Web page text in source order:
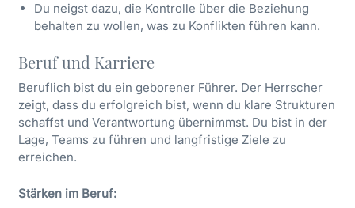
Du neigst dazu, die Kontrolle über die Beziehung
behalten zu wollen, was zu Konflikten führen kann.
Beruf und Karriere
Beruflich bist du ein geborener Führer. Der Herrscher
zeigt, dass du erfolgreich bist, wenn du klare Strukturen
schaffst und Verantwortung übernimmst. Du bist in der
Lage, Teams zu führen und langfristige Ziele zu
erreichen.
Stärken im Beruf: